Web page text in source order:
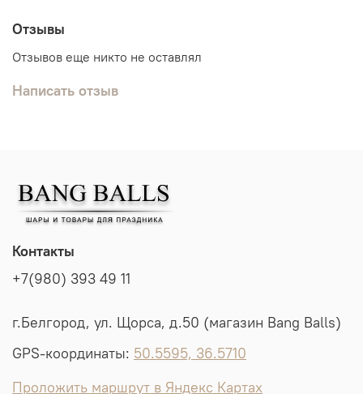
Отзывы
Отзывов еще никто не оставлял
Написать отзыв
Контакты
+7(980) 393 49 11
г.Белгород, ул. Щорса, д.50 (магазин Bang Balls)
GPS-координаты: 50.5595, 36.5710
Проложить маршрут в Яндекс Картах